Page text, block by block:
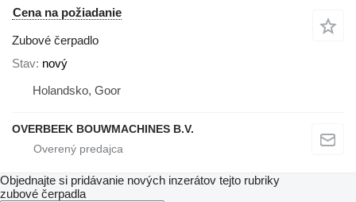
Cena na požiadanie
Zubové čerpadlo
Stav nový
Holandsko, Goor
OVERBEEK BOUWMACHINES B.V.
Objednajte si pridávanie nových inzerátov tejto rubriky
zubové čerpadla